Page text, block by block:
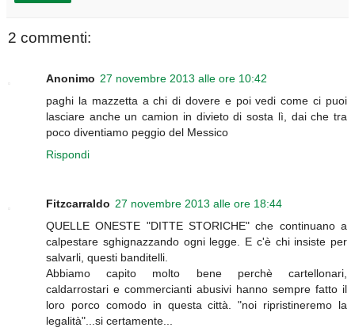
2 commenti:
Anonimo 27 novembre 2013 alle ore 10:42
paghi la mazzetta a chi di dovere e poi vedi come ci puoi
lasciare anche un camion in divieto di sosta lì, dai che tra
poco diventiamo peggio del Messico
Rispondi
Fitzcarraldo 27 novembre 2013 alle ore 18:44
QUELLE ONESTE "DITTE STORICHE" che continuano a
calpestare sghignazzando ogni legge. E c'è chi insiste per
salvarli, questi banditelli.
Abbiamo capito molto bene perchè cartellonari,
caldarrostari e commercianti abusivi hanno sempre fatto il
loro porco comodo in questa città. "noi ripristineremo la
legalità"...si certamente...